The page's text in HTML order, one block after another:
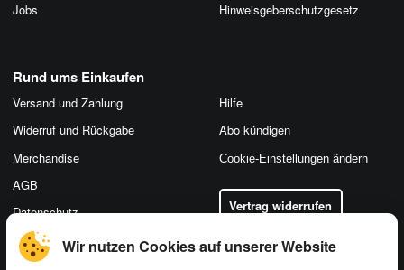
Wir nutzen Cookies auf unserer Website
Jobs
Hinweis­geber­schutz­gesetz
Rund ums Einkaufen
Versand und Zahlung
Widerruf und Rückgabe
Merchandise
AGB
Datenschutz
Hilfe
Abo kündigen
Cookie-Einstellungen ändern
Vertrag widerrufen